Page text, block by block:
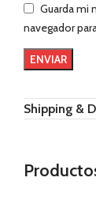
Guarda mi
navegador
Shipping &